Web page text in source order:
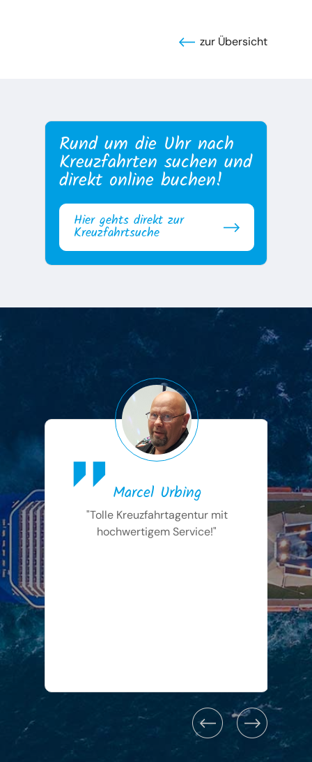
zur Übersicht
Rund um die Uhr nach
Kreuzfahrten suchen und
direkt online buchen!
Hier gehts direkt zur
Kreuzfahrtsuche
Marcel Urbing
"Tolle Kreuzfahrtagentur mit
hochwertigem Service!"